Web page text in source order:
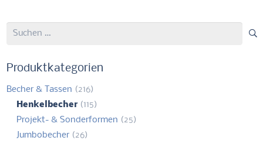
Suchen
Produktkategorien
Becher & Tassen (216)
Henkelbecher (115)
Projekt- & Sonderformen (25)
Jumbobecher (26)